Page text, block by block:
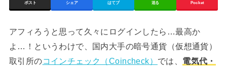
ポスト シェア はてブ 送る Pocket
アフィろうと思って久々にログインしたら…最高か
よ…！というわけで、国内大手の暗号通貨（仮想通貨）
取引所のコインチェック（Coincheck） では、 電気代・